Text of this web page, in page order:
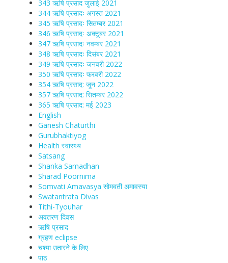
343 ऋषि प्रसाद जुलाई 2021
344 ऋषि प्रसादः अगस्त 2021
345 ऋषि प्रसादः सितम्बर 2021
346 ऋषि प्रसादः अक्टूबर 2021
347 ऋषि प्रसादः नवम्बर 2021
348 ऋषि प्रसादः दिसंबर 2021
349 ऋषि प्रसादः जनवरी 2022
350 ऋषि प्रसादः फरवरी 2022
354 ऋषि प्रसाद: जून 2022
357 ऋषि प्रसाद: सितम्बर 2022
365 ऋषि प्रसाद: मई 2023
English
Ganesh Chaturthi
Gurubhaktiyog
Health स्वास्‍थ्‍य
Satsang
Shanka Samadhan
Sharad Poornima
Somvati Amavasya सोमवती अमावस्या
Swatantrata Divas
Tithi-Tyouhar
अवतरण दिवस
ऋषि प्रसाद
ग्रहण eclipse
चश्मा‍ उतारने के लिए
पाठ